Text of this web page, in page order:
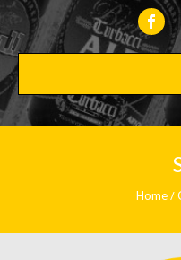
Home